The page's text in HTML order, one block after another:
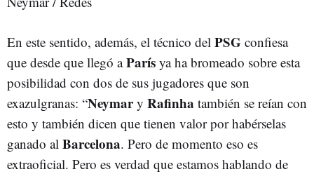
En este sentido, además, el técnico del PSG confiesa
que desde que llegó aParís ya ha bromeado sobre esta
posibilidad con dos de sus jugadores que son
exazulgranas: “Neymary Rafinha también se reían con
esto y también dicen que tienen valor por habérselas
ganado al Barcelona. Pero de momento eso es
extraoficial. Pero es verdad que estamos hablando de